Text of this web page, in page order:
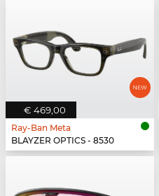
€ 469,00
Ray-Ban Meta
BLAYZER OPTICS - 8530